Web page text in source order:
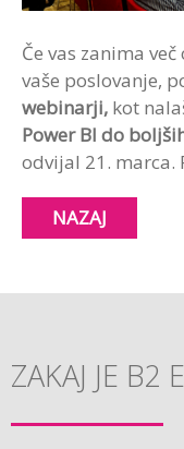
Če vas zanima
vaše poslovanje,
webinarji, kot
Power BI do
odvijal 21. marca.
NAZAJ
ZAKAJ JE B2